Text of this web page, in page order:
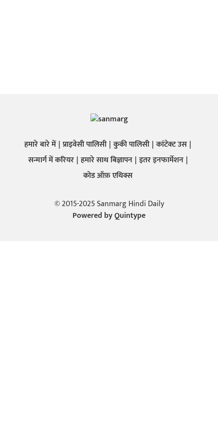
हमारे बारे में प्राइवेसी पालिसी कुकी पालिसी कांटेक्ट उस
सन्मार्ग में करियर हमारे साथ बिज्ञापन इतर इनफार्मेशन
कोड ऑफ़ एथिक्स
© 2015-2025 Sanmarg Hindi Daily
Powered byQuintype